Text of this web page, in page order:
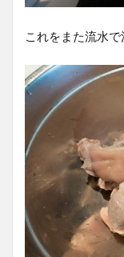
これをまた流水で